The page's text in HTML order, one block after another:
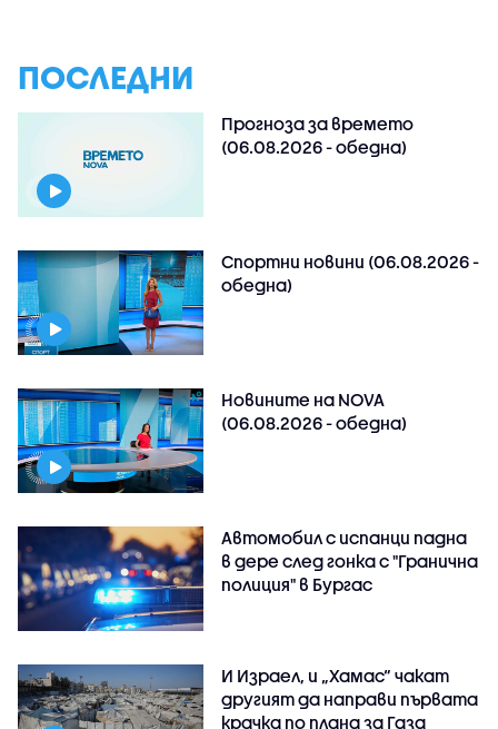
ПОСЛЕДНИ
Прогноза за времето
(06.08.2026 - обедна)
Спортни новини (06.08.2026 -
обедна)
Новините на NOVA
(06.08.2026 - обедна)
Автомобил с испанци падна
в дере след гонка с "Гранична
полиция" в Бургас
И Израел, и „Хамас“ чакат
другият да направи първата
крачка по плана за Газа